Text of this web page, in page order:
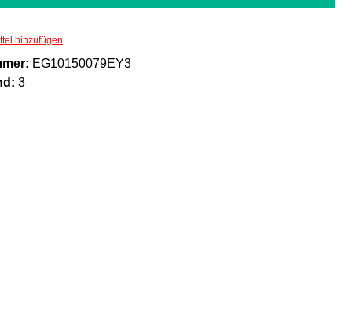
hinzufügen
EG10150079EY3
3